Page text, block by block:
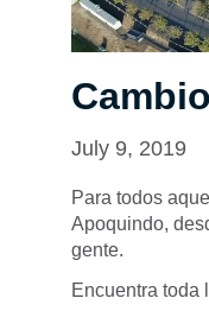
July 9, 2019
Para todos
Apoquindo,
gente.
Encuentra toda